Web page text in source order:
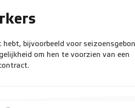
bijvoorbeeld voor
om hen te voorzien van een